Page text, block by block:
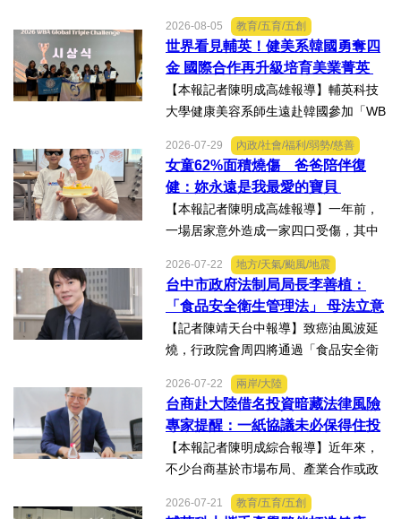
一路過關斬將，順利完成火箭發射，並
將全箭完整回收，勇奪高中學生1K組亞
軍，表現亮眼。陳國清...
2026-08-05 教育/五育/五創
世界看見輔英！健美系韓國勇奪四
金 國際合作再升級培育美業菁英
【本報記者陳明成高雄報導】輔英科技
大學健康美容系師生遠赴韓國參加「WB
賽」及「2026WBAGlobalTripleChallen
ge全球美學現場賽」，展現紮實專業實
力，師生聯手勇奪四金、...
2026-07-29 內政/社會/福利/弱勢/慈善
女童62%面積燒傷 爸爸陪伴復
健：妳永遠是我最愛的寶貝
【本報記者陳明成高雄報導】一年前，
一場居家意外造成一家四口受傷，其中
燒傷，在加護病房搶救超過兩個月，並
歷經在陽光基金會近一年的漫長復復健
及陪伴下，芸芸將於八月重返...
2026-07-22 地方/天氣/颱風/地震
台中市政府法制局局長李善植：
「食品安全衛生管理法」 母法立意
良善但子法標準過於寬鬆、處罰欠
缺嚇阻力、第一線缺乏足夠的人力
【記者陳靖天台中報導】致癌油風波延
燒，行政院會周四將通過「食品安全衛
說明十大修法重點，其中增訂地方主管
機關風險導向查核機制、強化業者異常
通報責任及加重通報不實處...
2026-07-22 兩岸/大陸
台商赴大陸借名投資暗藏法律風險
專家提醒：一紙協議未必保得住投
資權益
【本報記者陳明成綜合報導】近年來，
不少台商基於市場布局、產業合作或政
陸。然而，看似便利的投資模式，卻可
2026-07-21 教育/五育/五創